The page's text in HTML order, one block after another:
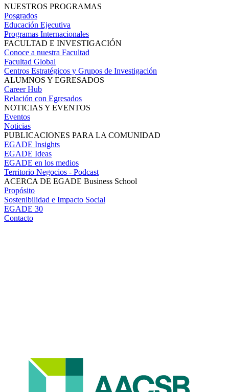
NUESTROS PROGRAMAS
Posgrados
Educación Ejecutiva
Programas Internacionales
FACULTAD E INVESTIGACIÓN
Conoce a nuestra Facultad
Facultad Global
Centros Estratégicos y Grupos de Investigación
ALUMNOS Y EGRESADOS
Career Hub
Relación con Egresados
NOTICIAS Y EVENTOS
Eventos
Noticias
PUBLICACIONES PARA LA COMUNIDAD
EGADE Insights
EGADE Ideas
EGADE en los medios
Territorio Negocios - Podcast
ACERCA DE EGADE Business School
Propósito
Sostenibilidad e Impacto Social
EGADE 30
Contacto